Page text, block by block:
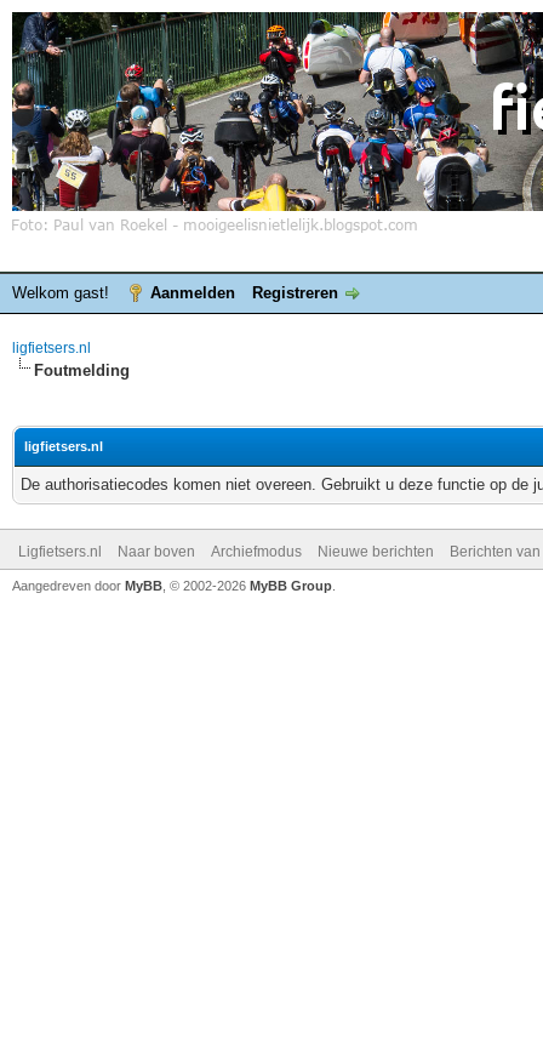
Welkom gast! Aanmelden Registreren
ligfietsers.nl
Foutmelding
ligfietsers.nl
De authorisatiecodes komen niet overeen. Gebruikt u deze functie op de
Ligfietsers.nl Naar boven Archiefmodus Nieuwe berichten Berichten
Aangedreven door MyBB , © 2002-2026 MyBB Group